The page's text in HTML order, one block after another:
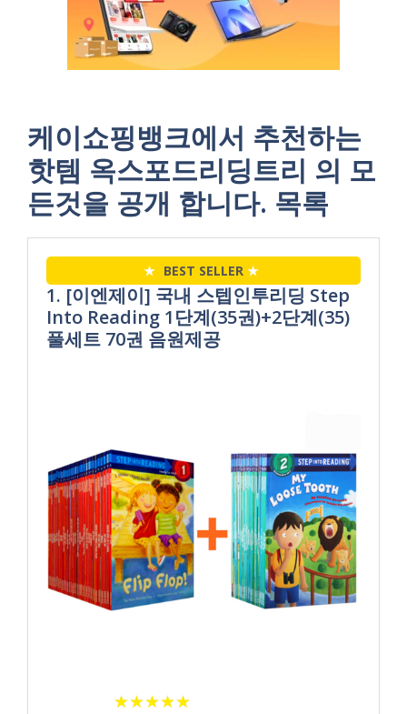
케이쇼핑뱅크에서 추천하는
핫템 옥스포드리딩트리 의 모
든것을 공개 합니다. 목록
★ BEST SELLER ★
1. [이엔제이] 국내 스텝인투리딩 Step
Into Reading 1단계(35권)+2단계(35)
풀세트 70권 음원제공
★★★★★
★★★★★